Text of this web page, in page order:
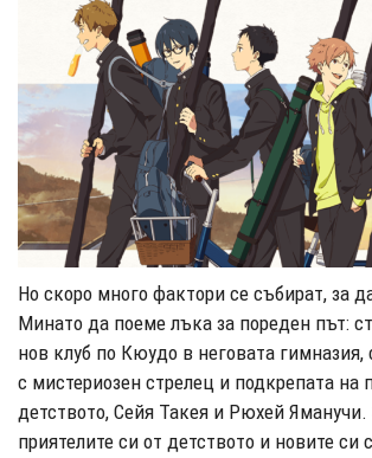
Но скоро много фактори се събират, за
Минато да поеме лъка за пореден път:
нов клуб по Кюудо в неговата гимназия,
с мистериозен стрелец и подкрепата на
детството, Сейя Такея и Рюхей Яманучи.
приятелите си от детството и новите си